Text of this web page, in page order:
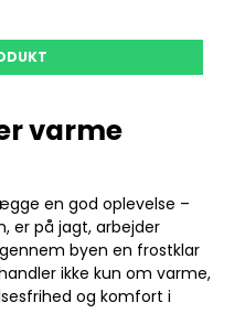
varme
en god oplevelse –
er på jagt, arbejder
byen en frostklar
ikke kun om varme,
og komfort i